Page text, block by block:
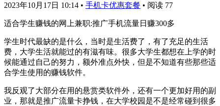
2023年10月17日 10:14 • 手机卡优惠套餐 • 阅读 77
适合学生赚钱的网上兼职:推广手机流量日赚300多
学生时代最缺的是什么，当时是生活费了，有了充足的生活
费，大学生活就能过的有滋有味。很多大学生都想在上学的时
候能通过自己的努力，额外准点外快，但是不知道有些那些适
合学生使用的赚钱软件。
我反观了大部分在用的悬赏类软件外，还有一个更加好用的副
业，那就是推广流量卡挣钱，在大学校园是不是经常碰到很多